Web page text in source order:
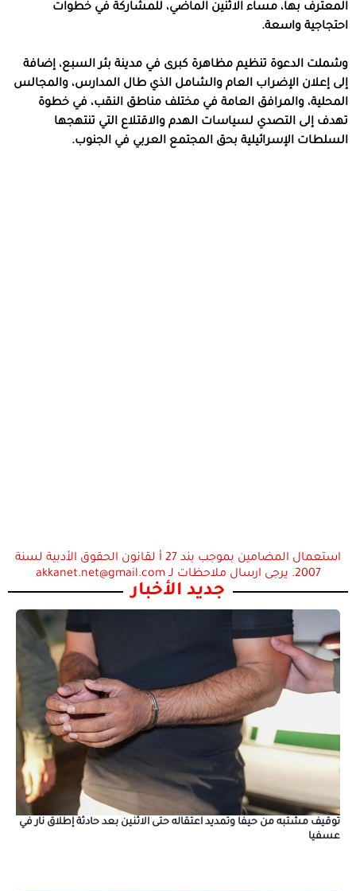
المعترف بها، مساء الاثنين الماضي، للمشاركة في خطوات
احتجاجية واسعة.
وشملت الدعوة تنظيم مظاهرة كبرى في مدينة بئر السبع، إضافة
إلى إعلان الإضراب العام والشامل الذي طال المدارس، والمجالس
المحلية، والمرافق العامة في مختلف مناطق النقب، في خطوة
تهدف إلى التصدي لسياسات الهدم والاقتلاع التي تنتهجها
السلطات الإسرائيلية بحق المجتمع العربي في الجنوب.
استعمال المضامين بموجب بند 27 أ لقانون الحقوق الأدبية لسنة
2007. يرجى ارسال ملاحظات لـ akkanet.net@gmail.com
جديد الأخبار
توقيف مشتبه من حيفا وتمديد اعتقاله حتى الاثنين بعد حادثة إطلاق نار في
عسفيا